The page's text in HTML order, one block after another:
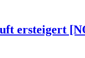
ersteigert